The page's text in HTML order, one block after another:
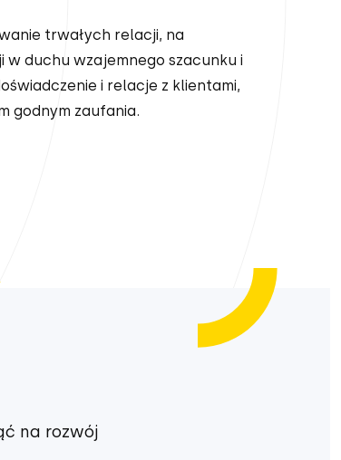
trwałych relacji, na
duchu wzajemnego szacunku i
i relacje z klientami,
godnym zaufania.
na rozwój